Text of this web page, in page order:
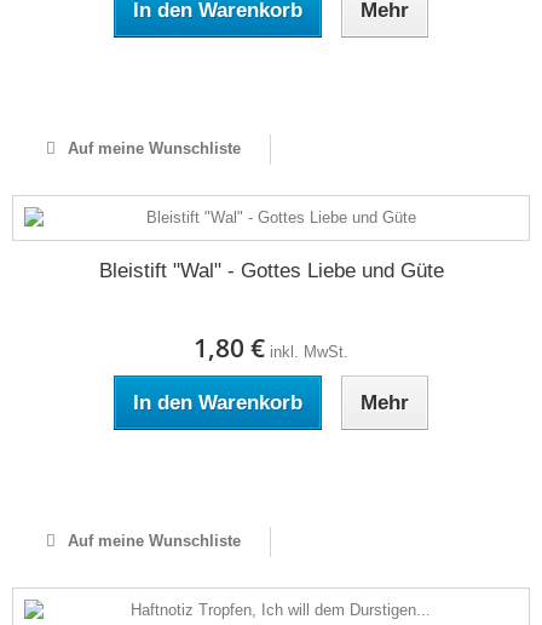
In den Warenkorb Mehr
Auf meine Wunschliste
Bleistift "Wal" - Gottes Liebe und Güte
1,80 € inkl. MwSt.
In den Warenkorb Mehr
Auf meine Wunschliste